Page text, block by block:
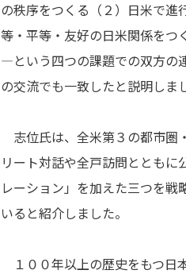
の秩序をつくる（２）日米で
等・平等・友好の日米関係をつ
―という四つの課題での双方の
の交流でも一致したと説明しま
志位氏は、全米第３の都市圏
リート対話や全戸訪問ととも
レーション」を加えた三つを
いると紹介しました。
１００年以上の歴史をもつ日